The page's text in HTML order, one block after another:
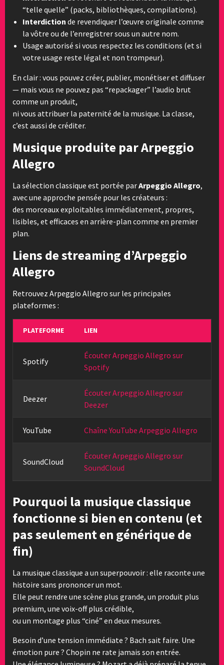
“telle quelle” (packs, bibliothèques, compilations).
Interdiction de revendiquer l’œuvre originale comme
la vôtre ou de l’enregistrer sous un autre nom.
Usage autorisé si vous respectez les conditions (et si
votre usage reste légal et non trompeur).
En clair : vous pouvez créer, publier, monétiser et diffuser
— mais vous ne pouvez pas “repackager” l’audio brut
comme un produit,
ni vous attribuer la paternité de la musique. La classe,
c’est aussi de créditer.
Musique produite par Arpeggio
Allegro
La sélection classique est portée parArpeggio Allegro,
avec une approche pensée pour les créateurs :
des morceaux exploitables immédiatement, propres,
lisibles, et efficaces en arrière-plan comme en premier
plan.
Liens de streaming d’Arpeggio
Allegro
Retrouvez Arpeggio Allegro sur les principales
plateformes :
PLATEFORME LIEN
Spotify
Écouter Arpeggio Allegro sur
Spotify
Deezer
Écouter Arpeggio Allegro sur
Deezer
YouTube Chaîne YouTube Arpeggio Allegro
SoundCloud
Écouter Arpeggio Allegro sur
SoundCloud
Pourquoi la musique classique
fonctionne si bien en contenu (et
pas seulement en générique de
fin)
La musique classique a un superpouvoir : elle raconte une
histoire sans prononcer un mot.
Elle peut rendre une scène plus grande, un produit plus
premium, une voix-off plus crédible,
ou un montage plus “ciné” en deux mesures.
Besoin d’une tension immédiate ? Bach sait faire. Une
émotion pure ? Chopin ne rate jamais son entrée.